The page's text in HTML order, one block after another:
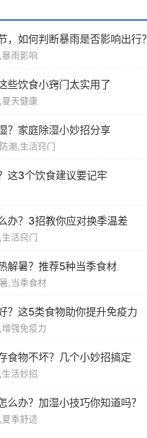
，如何判断暴雨是否影响出行？
雨影响
些饮食小窍门太实用了
天健康
？家庭除湿小妙招分享
潮,生活窍门
这3个饮食建议要记牢
办？3招教你应对换季温差
活窍门
解暑？推荐5种当季食材
,当季食材
？这5类食物助你提升免疫力
强免疫力
食物不坏？几个小妙招搞定
活妙招
么办？加湿小技巧你知道吗？
季舒适